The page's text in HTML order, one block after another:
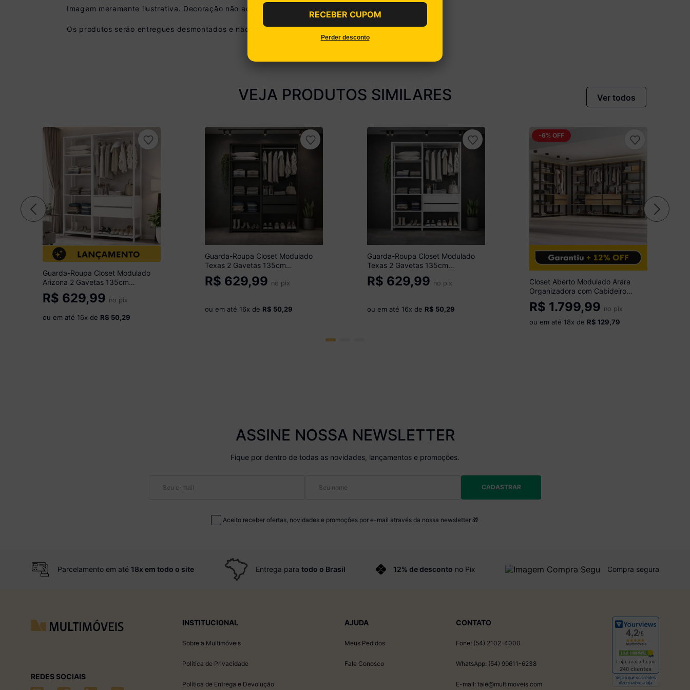
Imagem meramente ilustrativa. Decoração não acompanha o produto.
Os produtos serão entregues desmontados e não disponibilizamos o serviço de montagem.
VEJA PRODUTOS SIMILARES Ver todos
Guarda-Roupa Closet Modulado
Arizona 2 Gavetas 135cm
Multimóveis MP4783 Branco
R$ 629,99 no pix
ou em até 16x de R$ 50,29
Guarda-Roupa Closet Modulado
Texas 2 Gavetas 135cm
Multimóveis MP4786 Preto
R$ 629,99 no pix
ou em até 16x de R$ 50,29
Guarda-Roupa Closet Modulado
Texas 2 Gavetas 135cm
Multimóveis MP4786 Branco
R$ 629,99 no pix
ou em até 16x de R$ 50,29
-6%
Closet Aberto Modulado Arara
Organizadora com Cabideiro
405cm Allegra Multimóveis
MP4391 Preto/Madeirado
R$ 1.799,99 no pix
ou em até 18x de R$ 129,79
ASSINE NOSSA NEWSLETTER
Fique por dentro de todas as novidades, lançamentos e promoções.
CADASTRAR
Aceito receber ofertas, novidades e promoções por e-mail através da nossa newsletter 🎁
Parcelamento em até 18x em todo o site Entrega paratodo o Brasil 12% de desconto no Pix Compra segura
REDES SOCIAIS
INSTITUCIONAL
Sobre a Multimóveis
Política de Privacidade
Política de Entrega e Devolução
AJUDA
Meus Pedidos
Fale Conosco
CONTATO
Fone: (54) 2102-4000
WhatsApp: (54) 99611-6238
E-mail: fale@multimoveis.com
RECEBER CUPOM
Perder desconto